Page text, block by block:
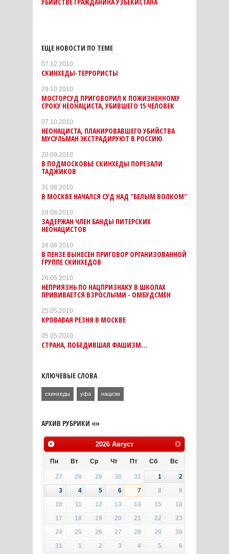
ЕЩЕ НОВОСТИ ПО ТЕМЕ
07.12.2010
СКИНХЕДЫ-ТЕРРОРИСТЫ
29.10.2010
МОСГОРСУД ПРИГОВОРИЛ К ПОЖИЗНЕННОМУ
СРОКУ НЕОНАЦИСТА, УБИВШЕГО 15 ЧЕЛОВЕК
07.10.2010
НЕОНАЦИСТА, ПЛАНИРОВАВШЕГО УБИЙСТВА
МУСУЛЬМАН ЭКСТРАДИРУЮТ В РОССИЮ
20.09.2010
В ПОДМОСКОВЬЕ СКИНХЕДЫ ПОРЕЗАЛИ
ТАДЖИКОВ
31.08.2010
В МОСКВЕ НАЧАЛСЯ СУД НАД "БЕЛЫМ ВОЛКОМ"
18.08.2010
ЗАДЕРЖАН ЧЛЕН БАНДЫ ПИТЕРСКИХ
НЕОНАЦИСТОВ
18.08.2010
В ПЕНЗЕ ВЫНЕСЕН ПРИГОВОР ОРГАНИЗОВАННОЙ
ГРУППЕ СКИНХЕДОВ
26.05.2010
НЕПРИЯЗНЬ ПО НАЦПРИЗНАКУ В ШКОЛАХ
ПРИВИВАЕТСЯ ВЗРОСЛЫМИ - ОМБУДСМЕН
25.05.2010
КРОВАВАЯ РЕЗНЯ В МОСКВЕ
05.05.2010
СТРАНА, ПОБЕДИВШАЯ ФАШИЗМ...
КЛЮЧЕВЫЕ СЛОВА
скинхеды уфа нацизм
АРХИВ РУБРИКИ «»
2026 Август
Пн Вт Ср Чт Пт Сб Вс
27 28 29 30 31 1
2
3
4 5 6 7 8
9
10
11 12 13 14 15
16
17
18 19 20 21 22
23
24
25 26 27 28 29
30
31
1 2 3 4 5 6